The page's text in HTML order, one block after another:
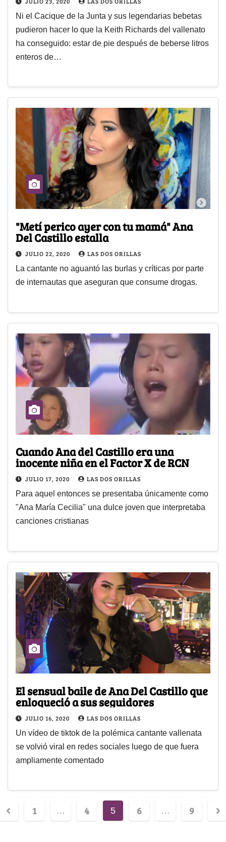
Ni el Cacique de la Junta y sus legendarias bebetas
pudieron hacer lo que la Keith Richards del vallenato
ha conseguido: estar de pie después de beberse litros
enteros de…
"Metí perico ayer con tu mamá" Ana
Del Castillo estalla
JULIO 22, 2020 LAS DOS ORILLAS
La cantante no aguantó las burlas y críticas por parte
de internautas que aseguran que consume drogas.
Cuando Ana del Castillo era una
inocente niña en el Factor X de RCN
JULIO 17, 2020 LAS DOS ORILLAS
Para aquel entonces se presentaba únicamente como
"Ana María Cecilia" una dulce joven que interpretaba
canciones cristianas
El sensual baile de Ana Del Castillo que
enloqueció a sus seguidores
JULIO 16, 2020 LAS DOS ORILLAS
Un vídeo de tiktok de la polémica cantante vallenata
se volvió viral en redes sociales luego de que fuera
ampliamente comentado
1 … 4 5 6 … 9